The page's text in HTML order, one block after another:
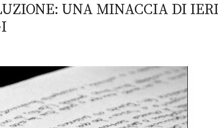
UNA MINACCIA DI